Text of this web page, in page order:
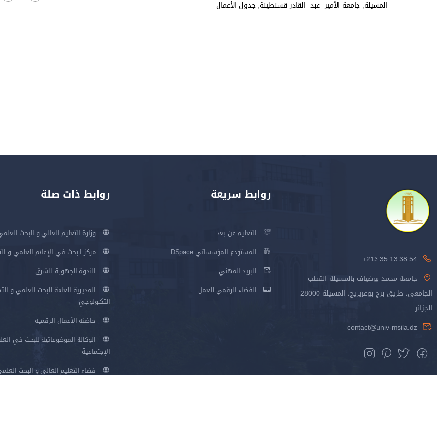
المسيلة, جامعة الأمير عبد القادر قسنطينة, جدول الأعمال
213.35.13.38.54+
جامعة محمد بوضياف بالمسيلة القطب
الجامعي، طريق برج بوعريريج، المسيلة 28000
الجزائر
contact@univ-msila.dz
روابط سريعة
التعليم عن بعد
المستودع المؤسساتي DSpace
البريد المهني
الفضاء الرقمي للعمل
روابط ذات صلة
وزارة التعليم العالي و البحث
مركز البحث في الإعلام العلمي و
الندوة الجهوية للشرق
المديرية العامة للبحث العلمي و
التكنولوجي
حاضنة الأعمال الرقمية
الوكالة الموضوعاتية للبحث في
الإجتماعية
فضاء التعليم العالي و البحث